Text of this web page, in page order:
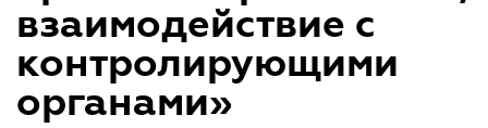
взаимодействие с
контролирующими
органами»